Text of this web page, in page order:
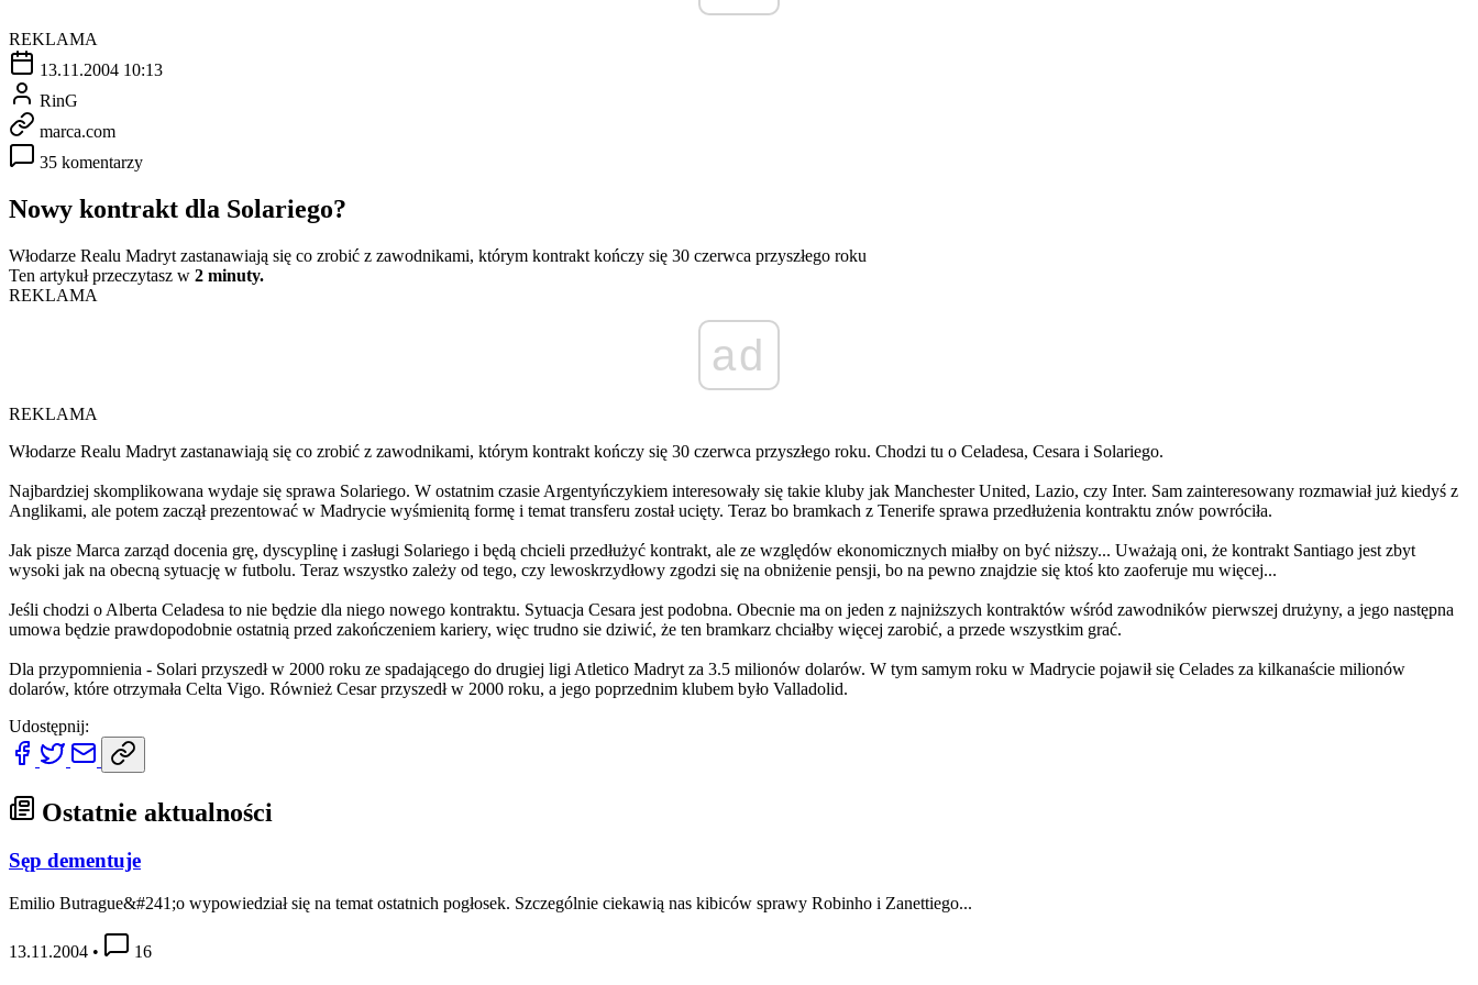
REKLAMA
13.11.2004 10:13
RinG
marca.com
35 komentarzy
Nowy kontrakt dla Solariego?
Włodarze Realu Madryt zastanawiają się co zrobić z zawodnikami, którym kontrakt kończy się 30 czerwca przyszłego roku
Ten artykuł przeczytasz w 2 minuty.
REKLAMA
ad
REKLAMA
Włodarze Realu Madryt zastanawiają się co zrobić z zawodnikami, którym kontrakt kończy się 30 czerwca przyszłego roku. Chodzi tu o Celadesa, Cesara i Solariego.
Najbardziej skomplikowana wydaje się sprawa Solariego. W ostatnim czasie Argentyńczykiem interesowały się takie kluby jak Manchester United, Lazio, czy Inter. Sam zainteresowany rozmawiał już kiedyś z
Anglikami, ale potem zaczął prezentować w Madrycie wyśmienitą formę i temat transferu został ucięty. Teraz bo bramkach z Tenerife sprawa przedłużenia kontraktu znów powróciła.
Jak pisze Marca zarząd docenia grę, dyscyplinę i zasługi Solariego i będą chcieli przedłużyć kontrakt, ale ze względów ekonomicznych miałby on być niższy... Uważają oni, że kontrakt Santiago jest zbyt
wysoki jak na obecną sytuację w futbolu. Teraz wszystko zależy od tego, czy lewoskrzydłowy zgodzi się na obniżenie pensji, bo na pewno znajdzie się ktoś kto zaoferuje mu więcej...
Jeśli chodzi o Alberta Celadesa to nie będzie dla niego nowego kontraktu. Sytuacja Cesara jest podobna. Obecnie ma on jeden z najniższych kontraktów wśród zawodników pierwszej drużyny, a jego następna
umowa będzie prawdopodobnie ostatnią przed zakończeniem kariery, więc trudno sie dziwić, że ten bramkarz chciałby więcej zarobić, a przede wszystkim grać.
Dla przypomnienia - Solari przyszedł w 2000 roku ze spadającego do drugiej ligi Atletico Madryt za 3.5 milionów dolarów. W tym samym roku w Madrycie pojawił się Celades za kilkanaście milionów
dolarów, które otrzymała Celta Vigo. Również Cesar przyszedł w 2000 roku, a jego poprzednim klubem było Valladolid.
Udostępnij:
Ostatnie aktualności
Sęp dementuje
Emilio Butrague&#241;o wypowiedział się na temat ostatnich pogłosek. Szczególnie ciekawią nas kibiców sprawy Robinho i Zanettiego...
13.11.2004 • 16